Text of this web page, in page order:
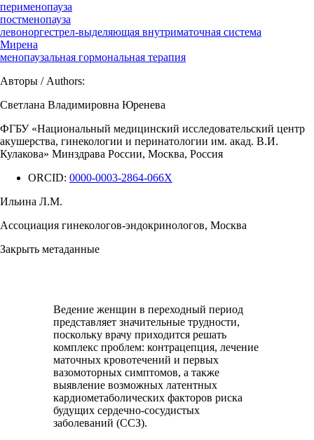
перименопауза
постменопауза
левоноргестрел-выделяющая внутриматочная система
Мирена
менопаузальная гормональная терапия
Авторы / Authors:
Светлана Владимировна Юренева
ФГБУ «Национальный медицинский исследовательский центр
акушерства, гинекологии и перинатологии им. акад. В.И.
Кулакова» Минздрава России, Москва, Россия
ORCID: 0000-0003-2864-066X
Ильина Л.М.
Ассоциация гинекологов-эндокринологов, Москва
Закрыть метаданные
Ведение женщин в переходный период
представляет значительные трудности,
поскольку врачу приходится решать
комплекс проблем: контрацепция, лечение
маточных кровотечений и первых
вазомоторных симптомов, а также
выявление возможных латентных
кардиометаболических факторов риска
будущих сердечно-сосудистых
заболеваний (ССЗ).